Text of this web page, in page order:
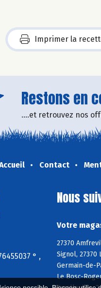
Imprimer la
Restons en
....et retrouvez nos
Contact
° ,
Nous
Votre
27370
Signol, 27370
Germain-de-
Le Bosc-